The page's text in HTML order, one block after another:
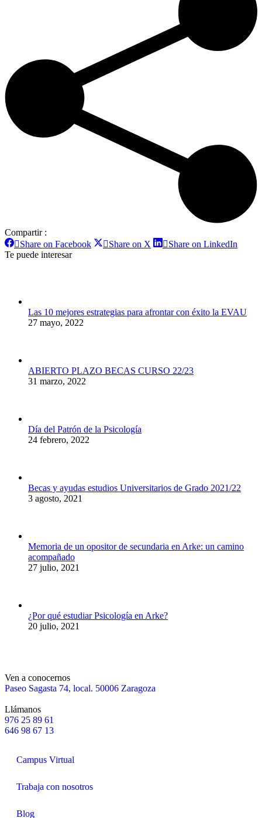
Compartir :
Share on Facebook
Share on X
Share on LinkedIn
Te puede interesar
Las 10 mejores estrategias para afrontar con éxito la EVAU
27 mayo, 2022
ABIERTO PLAZO BECAS CURSO 22/23
31 marzo, 2022
Día del Patrón de la Psicología
24 febrero, 2022
Becas y ayudas estudios Universitarios de Grado 2021/22
3 agosto, 2021
Memoria de un opositor de secundaria en Arke: un camino
acompañado
27 julio, 2021
¿Por qué estudiar Psicología en Arke?
20 julio, 2021
Ven a conocernos
Paseo Sagasta 74, local. 50006 Zaragoza
Llámanos
976 25 89 61
646 98 67 13
Campus Virtual
Trabaja con nosotros
Blog